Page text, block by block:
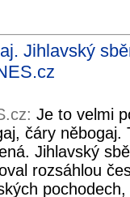
Jihlavský
Je to velmi
čáry
Jihlavský
rozsáhlou